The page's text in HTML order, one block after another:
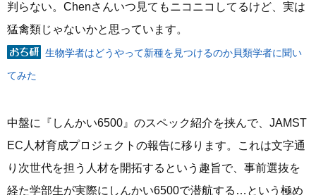
判らない。Chenさんいつ見てもニコニコしてるけど、実は
猛禽類じゃないかと思っています。
生物学者はどうやって新種を見つけるのか貝類学者に聞い
てみた
中盤に『しんかい6500』のスペック紹介を挟んで、JAMST
EC人材育成プロジェクトの報告に移ります。これは文字通
り次世代を担う人材を開拓するという趣旨で、事前選抜を
経た学部生が実際にしんかい6500で潜航する…という極め